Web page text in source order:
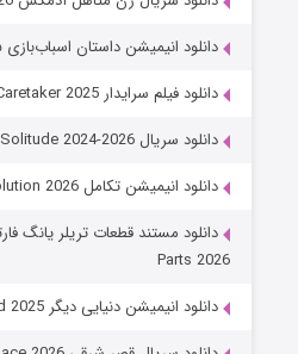
دانلود انیمیشن داستان اسباب‌بازی ۵ Toy Story 5 (2026)
دانلود فیلم سرایدار The Caretaker 2025
دانلود سریال One Hundred Years of Solitude 2024-2026
دانلود انیمیشن تکامل Evolution 2026
Parts 2026
دانلود انیمیشن دنیایی دیگر Another World 2025